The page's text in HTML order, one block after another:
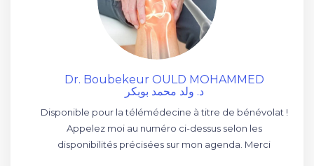
Dr. Boubekeur OULD MOHAMMED
د. ولد محمد بوبكر
Disponible pour la télémédecine à titre de bénévolat !
Appelez moi au numéro ci-dessus selon les
disponibilités précisées sur mon agenda. Merci